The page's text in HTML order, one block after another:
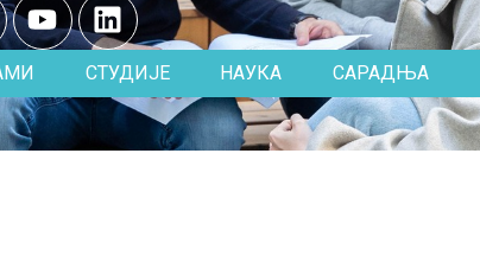
СТУДИЈЕ НАУКА САРАДЊА